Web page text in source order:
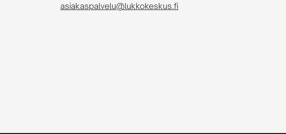
asiakaspalvelu@lukkokeskus.fi